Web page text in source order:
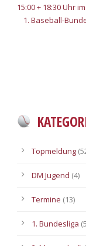
15:00 + 18:30 Uhr
1. Baseball-
Topmeldung
DM Jugend (4)
Termine (13)
1. Bundesliga